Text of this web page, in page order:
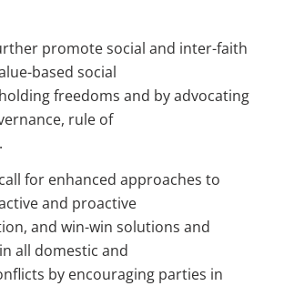
promote social and inter-faith
based social
freedoms and by advocating
rule of
for enhanced approaches to
and proactive
and win-win solutions and
all domestic and
by encouraging parties in